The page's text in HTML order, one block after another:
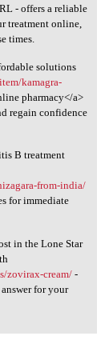
- offers a reliable
treatment online,
times.
solutions
kamagra-
pharmacy</a>
regain confidence
B treatment
from-india/
for immediate
in the Lone Star
zovirax-cream/-
for your